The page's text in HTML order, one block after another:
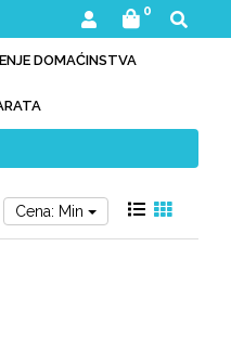
0
DOMAĆINSTVA
Cena: Min